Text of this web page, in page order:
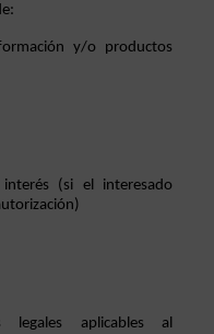
y/o productos
interés (si el interesado
legales aplicables al